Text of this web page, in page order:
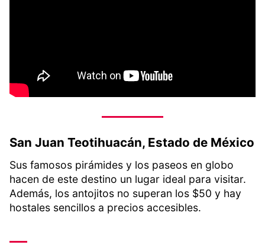
San Juan Teotihuacán, Estado de México
Sus famosos pirámides y los paseos en globo
hacen de este destino un lugar ideal para visitar.
Además, los antojitos no superan los $50 y hay
hostales sencillos a precios accesibles.